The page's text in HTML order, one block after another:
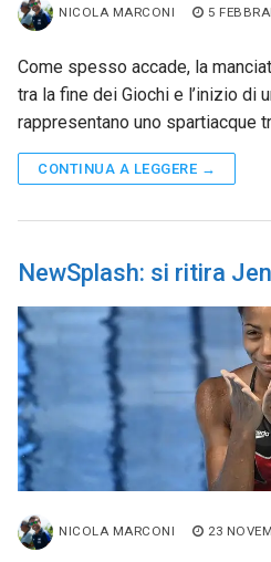
NICOLA MARCONI 5
Come spesso accade, la
tra la fine dei Giochi e l’inizio di
rappresentano uno spartiacque
CONTINUA A LEGGERE →
NewSplash: si ritira
NICOLA MARCONI 23